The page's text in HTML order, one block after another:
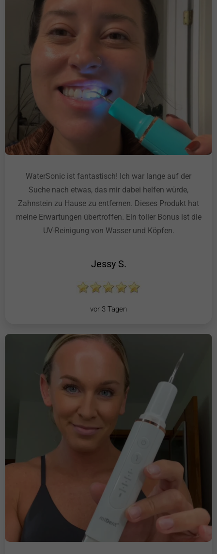
WaterSonic ist fantastisch! Ich war lange auf der
Suche nach etwas, das mir dabei helfen würde,
Zahnstein zu Hause zu entfernen. Dieses Produkt hat
meine Erwartungen übertroffen. Ein toller Bonus ist die
UV-Reinigung von Wasser und Köpfen.
Jessy S.
vor 3 Tagen